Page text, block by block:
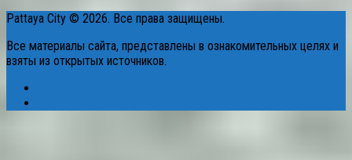
Pattaya City © 2026. Все права защищены.
Все материалы сайта, представлены в ознакомительных целях и
взяты из открытых источников.